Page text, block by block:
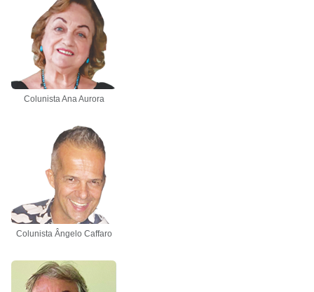
Colunista Ana Aurora
Colunista Ângelo Caffaro